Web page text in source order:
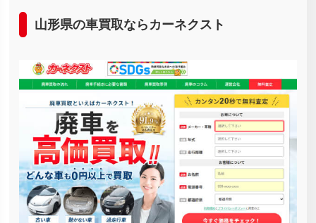
山形県の車買取ならカーネクスト